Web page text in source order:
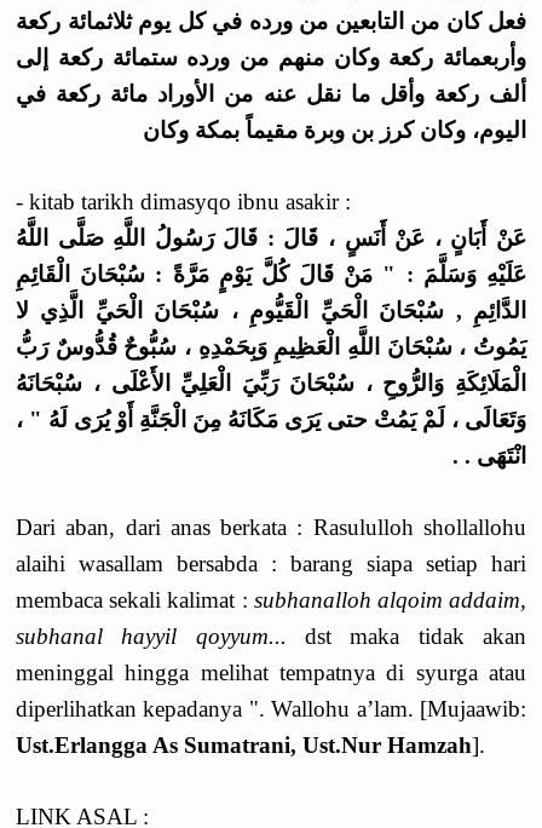
فعل كان من التابعين من ورده في كل يوم ثلاثمائة ركعة
وأربعمائة ركعة وكان منهم من ورده ستمائة ركعة إلى
ألف ركعة وأقل ما نقل عنه من الأوراد مائة ركعة في
اليوم، وكان كرز بن وبرة مقيماً بمكة وكان
- kitab tarikh dimasyqo ibnu asakir :
عَنْ أَبَانٍ ، عَنْ أَنَسٍ ، قَالَ : قَالَ رَسُولُ اللَّهِ صَلَّى اللَّهُ
عَلَيْهِ وَسَلَّمَ : " مَنْ قَالَ كُلَّ يَوْمٍ مَرَّةً : سُبْحَانَ الْقَائِمِ
الدَّائِمِ , سُبْحَانَ الْحَيِّ الْقَيُّومِ ، سُبْحَانَ الْحَيِّ الَّذِي لا
يَمُوتُ ، سُبْحَانَ اللَّهِ الْعَظِيمِ وَبِحَمْدِهِ ، سُبُّوحٌ قُدُّوسٌ رَبُّ
الْمَلَائِكَةِ وَالرُّوحِ ، سُبْحَانَ رَبِّيَ الْعَلِيِّ الأَعْلَى ، سُبْحَانَهُ
وَتَعَالَى ، لَمْ يَمُتْ حتى يَرَى مَكَانَهُ مِنَ الْجَنَّةِ أَوْ يُرَى لَهُ " ،
انْتَهَى . .
Dari aban, dari anas berkata : Rasululloh shollallohu
alaihi wasallam bersabda : barang siapa setiap hari
membaca sekali kalimat : subhanalloh alqoim addaim,
subhanal hayyil qoyyum...
dst maka tidak akan
meninggal hingga melihat tempatnya di syurga atau
diperlihatkan kepadanya ". Wallohu a’lam. [Mujaawib:
Ust.Erlangga As Sumatrani, Ust.Nur Hamzah].
LINK ASAL :